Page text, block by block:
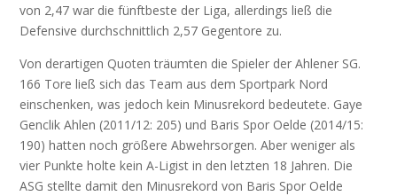
von 2,47 war die fünftbeste der Liga, allerdings ließ die
Defensive durchschnittlich 2,57 Gegentore zu.
Von derartigen Quoten träumten die Spieler der Ahlener SG.
166 Tore ließ sich das Team aus dem Sportpark Nord
einschenken, was jedoch kein Minusrekord bedeutete. Gaye
Genclik Ahlen (2011/12: 205) und Baris Spor Oelde (2014/15:
190) hatten noch größere Abwehrsorgen. Aber weniger als
vier Punkte holte kein A-Ligist in den letzten 18 Jahren. Die
ASG stellte damit den Minusrekord von Baris Spor Oelde